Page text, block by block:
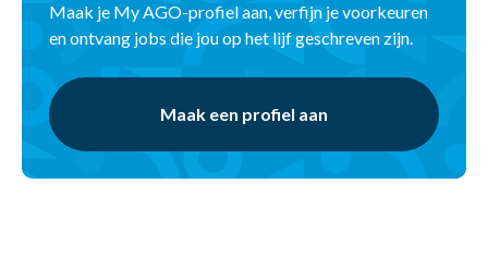
Maak je My AGO-profiel aan, verfijn je voorkeuren
en ontvang jobs die jou op het lijf geschreven zijn.
Maak een profiel aan